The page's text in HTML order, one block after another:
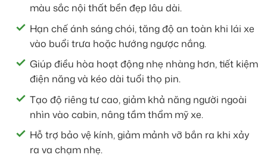
màu sắc nội thất bền đẹp lâu dài.
Hạn chế ánh sáng chói, tăng độ an toàn khi lái xe
vào buổi trưa hoặc hướng ngược nắng.
Giúp điều hòa hoạt động nhẹ nhàng hơn, tiết kiệm
điện năng và kéo dài tuổi thọ pin.
Tạo độ riêng tư cao, giảm khả năng người ngoài
nhìn vào cabin, nâng tầm thẩm mỹ xe.
Hỗ trợ bảo vệ kính, giảm mảnh vỡ bắn ra khi xảy
ra va chạm nhẹ.